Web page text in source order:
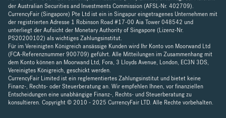
der Australian Securities and Investments Commission (AFSL-Nr. 402709).
CurrencyFair (Singapore) Pte Ltd ist ein in Singapur eingetragenes Unternehmen mit
der registrierten Adresse 1 Robinson Road #17-00 Aia Tower 048542 und
unterliegt der Aufsicht der Monetary Authority of Singapore (Lizenz-Nr.
PS20200102) als wichtiges Zahlungsinstitut.
Für im Vereinigten Königreich ansässige Kunden wird Ihr Konto von Moorwand Ltd
(FCA-Referenznummer 900709) geführt. Alle Mitteilungen im Zusammenhang mit
dem Konto können an Moorwand Ltd, Fora, 3 Lloyds Avenue, London, EC3N 3DS,
Vereinigtes Königreich, geschickt werden.
CurrencyFair Limited ist ein reglementiertes Zahlungsinstitut und bietet keine
Finanz-, Rechts- oder Steuerberatung an. Wir empfehlen Ihnen, vor finanziellen
Entscheidungen eine unabhängige Finanz-, Rechts- und Steuerberatung zu
konsultieren. Copyright © 2010 - 2025 CurrencyFair LTD. Alle Rechte vorbehalten.